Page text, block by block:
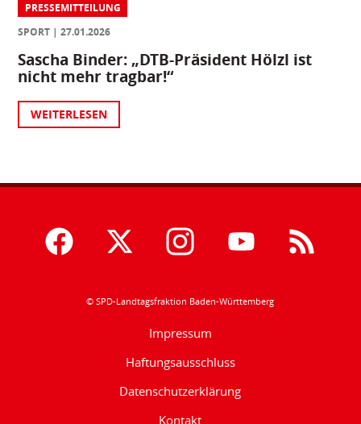
PRESSEMITTEILUNG
SPORT
27.01.2026
Sascha Binder: „DTB-Präsident Hölzl ist
nicht mehr tragbar!“
WEITERLESEN
© SPD-Landtagsfraktion Baden-Württemberg
Impressum
Haftungsausschluss
Datenschutzerklärung
Kontakt